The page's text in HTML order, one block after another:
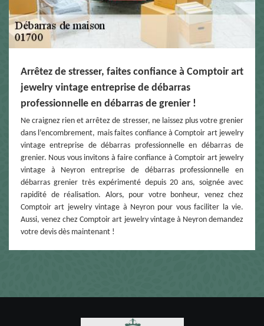
Arrêtez de stresser, faites confiance à Comptoir art
jewelry vintage entreprise de débarras
professionnelle en débarras de grenier !
Ne craignez rien et arrêtez de stresser, ne laissez plus votre grenier
dans l’encombrement, mais faites confiance à Comptoir art jewelry
vintage entreprise de débarras professionnelle en débarras de
grenier. Nous vous invitons à faire confiance à Comptoir art jewelry
vintage à Neyron entreprise de débarras professionnelle en
débarras grenier très expérimenté depuis 20 ans, soignée avec
rapidité de réalisation. Alors, pour votre bonheur, venez chez
Comptoir art jewelry vintage à Neyron pour vous faciliter la vie.
Aussi, venez chez Comptoir art jewelry vintage à Neyron demandez
votre devis dès maintenant !